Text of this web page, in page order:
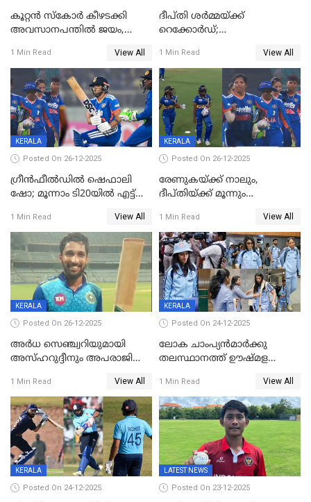
കൂറ്റൻ സ്കോർ കീഴടക്കി
അവസാനപന്തിൽ ജയം,
1 Min Read View All
ദീപ്തി ശർമ്മയ്ക്ക്
റെക്കോർഡ്;
ടി20 പരമ്പര തൂത്തുവാരി
ഇന്ത്യ
1 Min Read View All
KERALA
Posted On 26-12-2025
ഗ്രീന്‍ഫീല്‍ഡില്‍ ഷെഫാലി
ഷോ; മൂന്നാം ടി20യിൽ എട്ട്
വനിതകള്‍ക്കെതിരായ ടി20
പരമ്പര ഇന്ത്യക്ക്
1 Min Read View All
KERALA
Posted On 26-12-2025
രേണുകയ്ക്ക് നാലും,
ദീപ്തിയ്ക്ക് മൂന്നും
ടി20യിലും ശ്രീലങ്കയ്ക്ക്
ബാറ്റിംഗ് തകര്‍ച്ച; ഇന്ത്യയ്ക്ക്
വിജയലക്ഷ്യം 113 റൺസ്
1 Min Read View All
KERALA
Posted On 26-12-2025
അർധ സെഞ്ച്വറിയുമായി
അസ്ഹറുദ്ദീനും അപരാജിതും
റൺസ് വിജയലക്ഷ്യമുയർത്തി
കേരളം
1 Min Read View All
KERALA
Posted On 24-12-2025
ലോക ചാംപ്യൻമാർക്കു
തലസ്ഥാനത്ത് ഊഷ്മള
മത്സരം ജയിച്ചാൽ ഇന്ത്യയ്ക്കു
പരമ്പര
1 Min Read View All
KERALA
Posted On 24-12-2025
LATEST NEWS
Posted On 23-12-2025